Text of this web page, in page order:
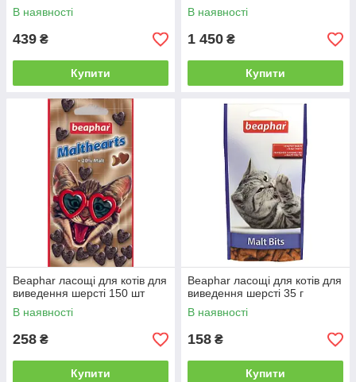
В наявності
439 ₴
Купити
В наявності
1 450 ₴
Купити
Beaphar ласощі для котів для
виведення шерсті 150 шт
В наявності
258 ₴
Купити
Beaphar ласощі для котів для
виведення шерсті 35 г
В наявності
158 ₴
Купити